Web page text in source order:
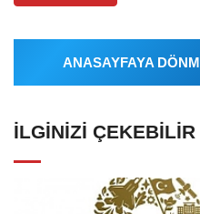
ANASAYFAYA
İLGINIZI ÇEKEBILIR